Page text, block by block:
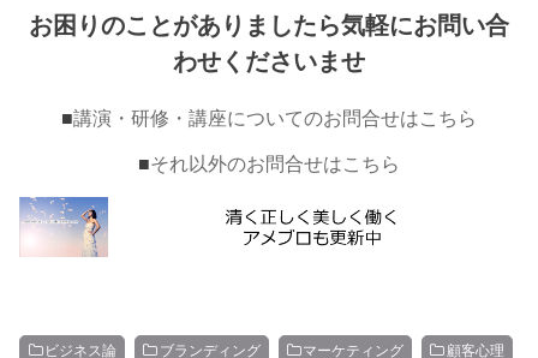
お困りのことがありましたら気軽にお問い合
わせくださいませ
■講演・研修・講座についてのお問合せはこちら
■それ以外のお問合せはこちら
ビジネス論 ブランディング マーケティング 顧客心理